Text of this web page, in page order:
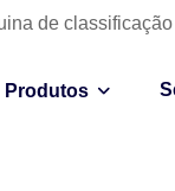
de
Produtos